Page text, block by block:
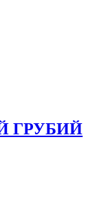
ГРУБИЙ